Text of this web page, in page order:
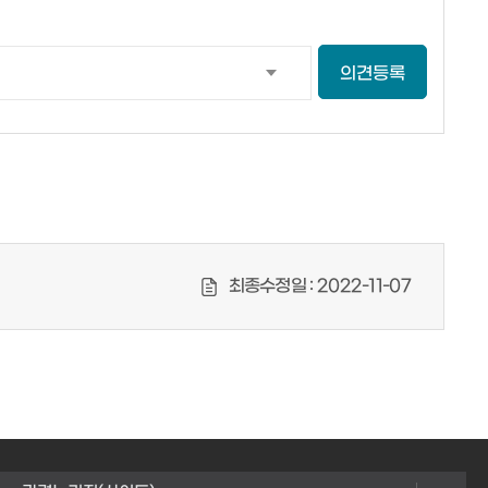
의견등록
최종수정일 : 2022-11-07